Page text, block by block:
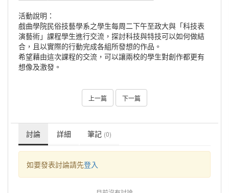
活動說明：
戲曲學院民俗技藝學系之學生每周二下午至政大與「科技表
演藝術」課程學生進行交流，探討科技與特技可以如何做結
合，且以實際的行動完成各組所發想的作品。
希望藉由這次課程的交流，可以讓兩校的學生對創作都更有
想像及激發。
上一篇 下一篇
討論 詳細 筆記 (0)
如要發表討論請先登入